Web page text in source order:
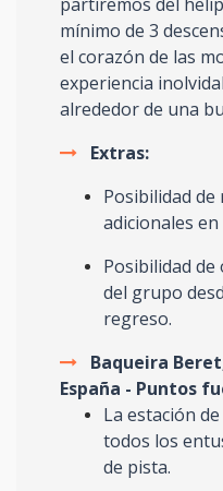
mínimo de 3
el corazón de las
experiencia
alrededor de una
Extras:
Posibilidad de
adicionales
Posibilidad
del grupo
regreso.
Baqueira
España - Puntos
La estación
todos los
de pista.